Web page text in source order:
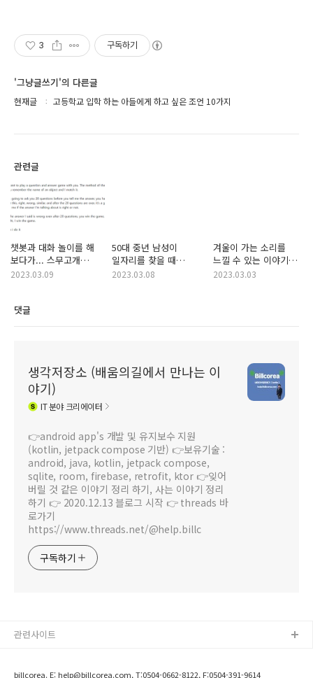
3 구독하기
'그냥글쓰기'의 다른글
현재글 고등학교 입학 하는 아들에게 하고 싶은 조언 10가지
관련글
챗봇과 대화 놀이를 해
보다가... 스무고개
놀이를 챗봇이 알까요?
2023.03.09
50대 중년 남성이
일자리를 찾을 때
염두에 두어야 할
2023.03.08
겨울이 가는 소리를
느낄 수 있는 이야기
20개 ...
2023.03.03
댓글
생각저장소 (배움의길에서 만나는 이
야기)
IT분야 크리에이터
👉android app's 개발 및 유지보수 지원
(kotlin, jetpack compose 기반) 👉보유기술 :
android, java, kotlin, jetpack compose,
sqlite, room, firebase, retrofit, ktor 👉잊어
버릴 것 같은 이야기 정리 하기, 사는 이야기 정리
하기 👉 2020.12.13 블로그 시작 👉 threads 바
로가기
https://www.threads.net/@help.billc
구독하기
billcorea. E: help@billcorea.com, T:0504-0662-8122, F:0504-391-9614
관련사이트